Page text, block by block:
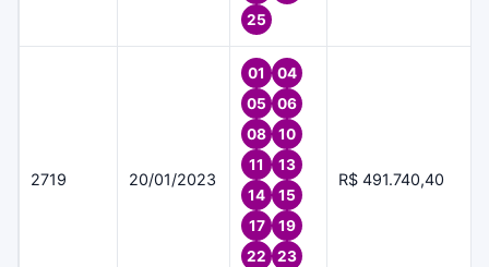
25
2719 20/01/2023
01
04
05
06
08
10
11
13
14
15
17
19
22
23
R$ 491.740,40